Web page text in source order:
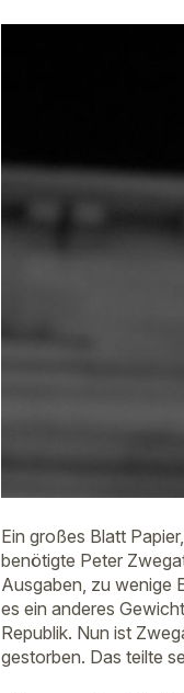
Ein großes Blatt
benötigte Peter
Ausgaben, zu wenige
es ein anderes
Republik. Nun ist
gestorben. Das teilte